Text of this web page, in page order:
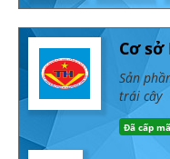
Cơ
Sản
trái cây
Đã cấp mã